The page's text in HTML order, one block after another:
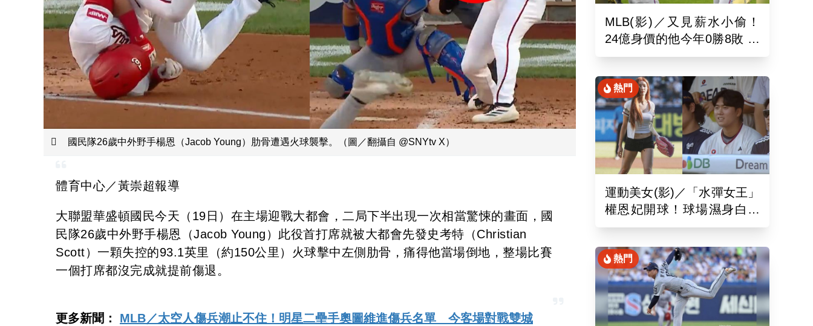
國民隊26歲中外野手楊恩（Jacob Young）肋骨遭遇火球襲擊。（圖／翻攝自 @SNYtv X）
體育中心／黃崇超報導
大聯盟華盛頓國民今天（19日）在主場迎戰大都會，二局下半出現一次相當驚悚的畫面，國
民隊26歲中外野手楊恩（Jacob Young）此役首打席就被大都會先發史考特（Christian
Scott）一顆失控的93.1英里（約150公里）火球擊中左側肋骨，痛得他當場倒地，整場比賽
一個打席都沒完成就提前傷退。
更多新聞： MLB／太空人傷兵潮止不住！明星二壘手奧圖維進傷兵名單 今客場對戰雙城
MLB(影)／又見薪水小偷！
24億身價的他今年0勝8敗 幽
靈指叉只能從牛棚出發
熱門
運動美女(影)／「水彈女王」
權恩妃開球！球場濕身白色
背心辣翻 斗山熊球員當場
熱門